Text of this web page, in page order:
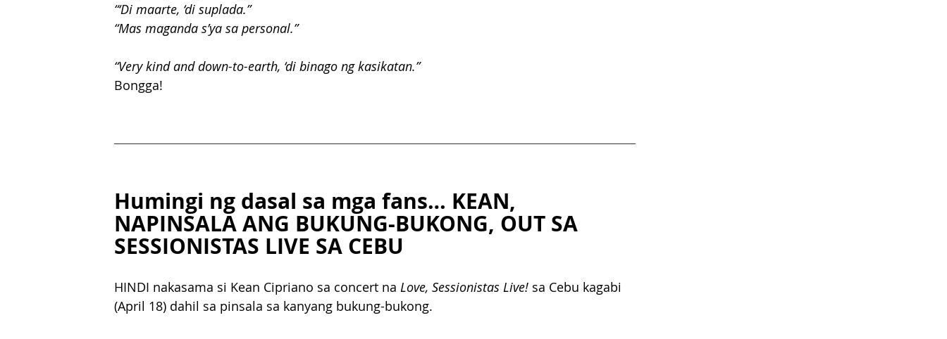
“‘Di maarte, ‘di suplada.”
“Mas maganda s’ya sa personal.”
“Very kind and down-to-earth, ‘di binago ng kasikatan.”
Bongga!
Humingi ng dasal sa mga fans… KEAN,
NAPINSALA ANG BUKUNG-BUKONG, OUT SA
SESSIONISTAS LIVE SA CEBU
HINDI nakasama si Kean Cipriano sa concert na Love, Sessionistas Live! sa Cebu kagabi
(April 18) dahil sa pinsala sa kanyang bukung-bukong.